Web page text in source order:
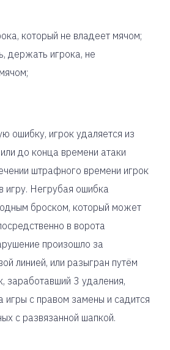
который не владеет мячом;
держать игрока, не
ошибку, игрок удаляется из
до конца времени атаки
штрафного времени игрок
игру. Негрубая ошибка
броском, который может
в ворота
произошло за
линией, или разыгран путём
заработавший 3 удаления,
игры с правом замены и садится
с развязанной шапкой.